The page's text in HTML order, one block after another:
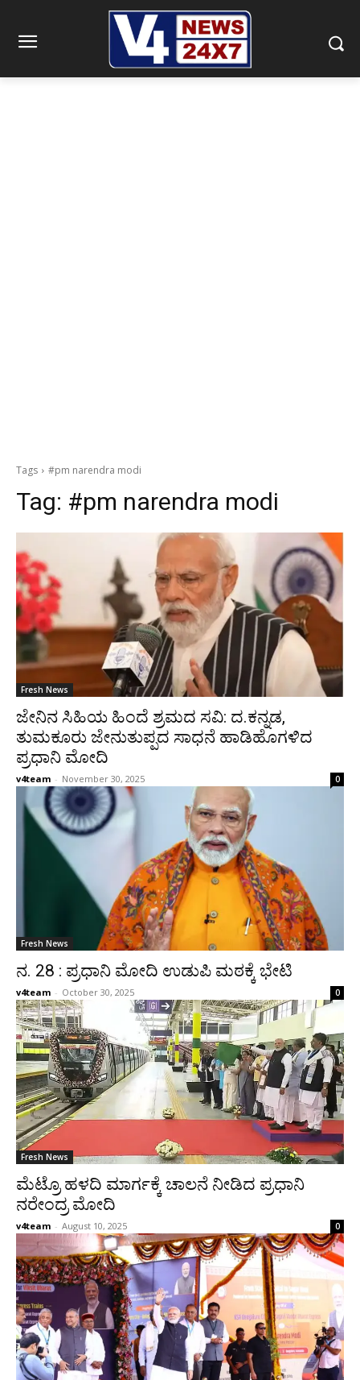
Tags #pm narendra modi
Tag: #pm narendra modi
Fresh News
ಜೇನಿನ ಸಿಹಿಯ ಹಿಂದೆ ಶ್ರಮದ ಸವಿ: ದ.ಕನ್ನಡ,
ತುಮಕೂರು ಜೇನುತುಪ್ಪದ ಸಾಧನೆ ಹಾಡಿಹೊಗಳಿದ
ಪ್ರಧಾನಿ ಮೋದಿ
v4team - November 30, 2025 0
Fresh News
ನ. 28 : ಪ್ರಧಾನಿ ಮೋದಿ ಉಡುಪಿ ಮಠಕ್ಕೆ ಭೇಟಿ
v4team - October 30, 2025 0
Fresh News
ಮೆಟ್ರೊ ಹಳದಿ ಮಾರ್ಗಕ್ಕೆ ಚಾಲನೆ ನೀಡಿದ ಪ್ರಧಾನಿ
ನರೇಂದ್ರ ಮೋದಿ
v4team - August 10, 2025 0